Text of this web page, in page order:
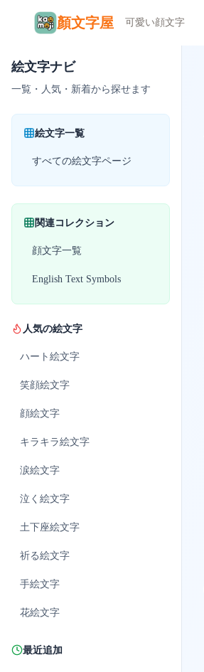
顏文字屋 可愛い顔文字
絵文字ナビ
一覧・人気・新着から探せます
絵文字一覧
すべての絵文字ページ
関連コレクション
顔文字一覧
English Text Symbols
人気の絵文字
ハート 絵文字
笑顔絵文字
顔絵文字
キラキラ絵文字
涙絵文字
泣く 絵文字
土下座絵文字
祈る絵文字
手絵文字
花絵文字
最近追加